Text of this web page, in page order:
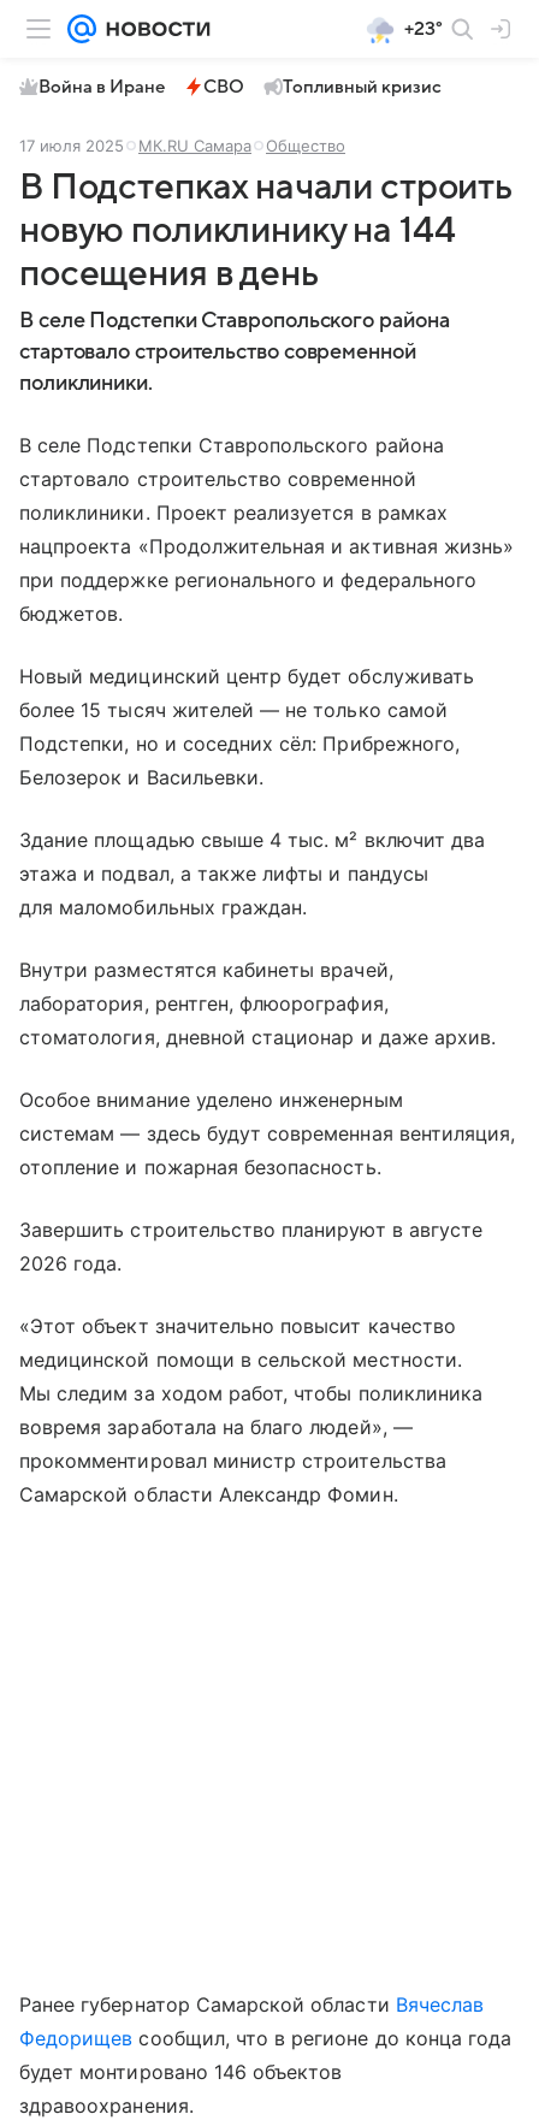
+23°
Война в Иране СВО Топливный кризис
17 июля 2025 МК.RU Самара Общество
В Подстепках начали строить
новую поликлинику на 144
посещения в день
В селе Подстепки Ставропольского района
стартовало строительство современной
поликлиники.
В селе Подстепки Ставропольского района
стартовало строительство современной
поликлиники. Проект реализуется в рамках
нацпроекта «Продолжительная и активная жизнь»
при поддержке регионального и федерального
бюджетов.
Новый медицинский центр будет обслуживать
более 15 тысяч жителей — не только самой
Подстепки, но и соседних сёл: Прибрежного,
Белозерок и Васильевки.
Здание площадью свыше 4 тыс. м² включит два
этажа и подвал, а также лифты и пандусы
для маломобильных граждан.
Внутри разместятся кабинеты врачей,
лаборатория, рентген, флюорография,
стоматология, дневной стационар и даже архив.
Особое внимание уделено инженерным
системам — здесь будут современная вентиляция,
отопление и пожарная безопасность.
Завершить строительство планируют в августе
2026 года.
«Этот объект значительно повысит качество
медицинской помощи в сельской местности.
Мы следим за ходом работ, чтобы поликлиника
вовремя заработала на благо людей», —
прокомментировал министр строительства
Самарской области Александр Фомин.
Ранее губернатор Самарской области Вячеслав
Федорищев сообщил, что в регионе до конца года
будет монтировано 146 объектов
здравоохранения.